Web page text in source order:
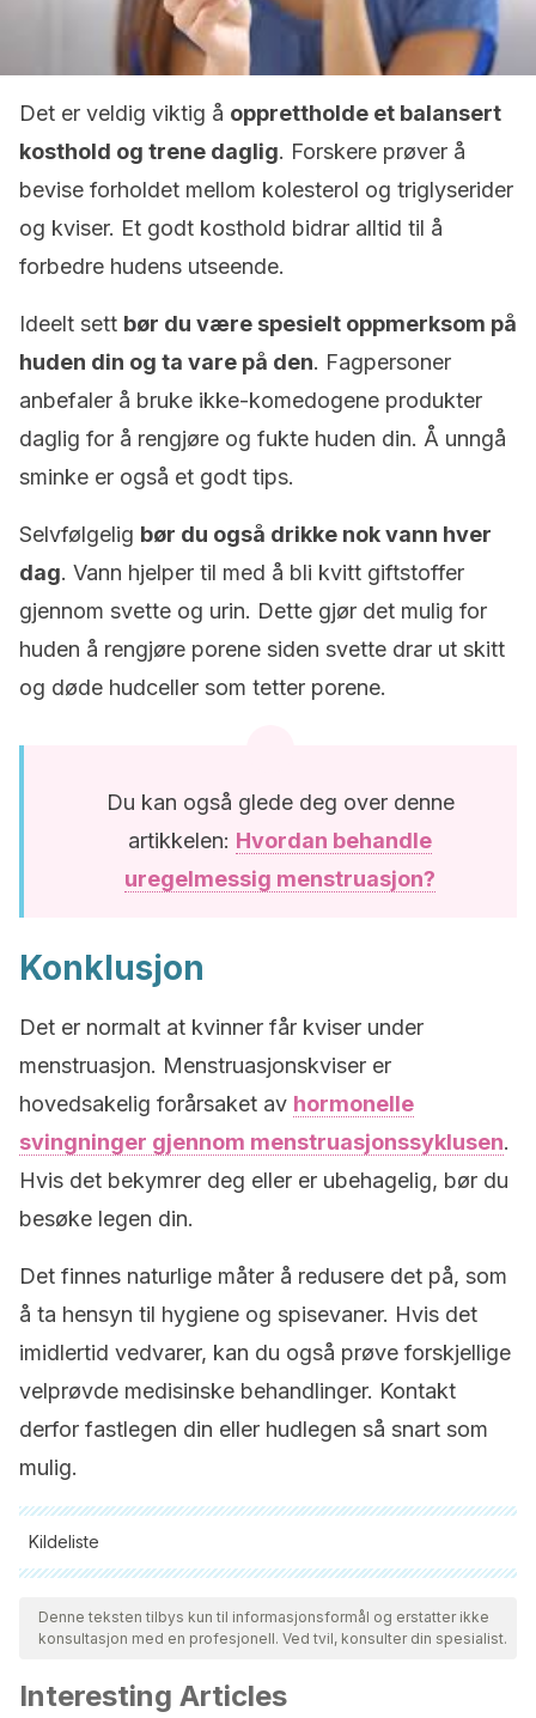
Det er veldig viktig å opprettholde et balansert
kosthold og trene daglig. Forskere prøver å
bevise forholdet mellom kolesterol og triglyserider
og kviser. Et godt kosthold bidrar alltid til å
forbedre hudens utseende.
Ideelt sett bør du være spesielt oppmerksom på
huden din og ta vare på den. Fagpersoner
anbefaler å bruke ikke-komedogene produkter
daglig for å rengjøre og fukte huden din. Å unngå
sminke er også et godt tips.
Selvfølgelig bør du også drikke nok vann hver
dag. Vann hjelper til med å bli kvitt giftstoffer
gjennom svette og urin. Dette gjør det mulig for
huden å rengjøre porene siden svette drar ut skitt
og døde hudceller som tetter porene.
Du kan også glede deg over denne
artikkelen: Hvordan behandle
uregelmessig menstruasjon?
Konklusjon
Det er normalt at kvinner får kviser under
menstruasjon. Menstruasjonskviser er
hovedsakelig forårsaket av hormonelle
svingninger gjennom menstruasjonssyklusen.
Hvis det bekymrer deg eller er ubehagelig, bør du
besøke legen din.
Det finnes naturlige måter å redusere det på, som
å ta hensyn til hygiene og spisevaner. Hvis det
imidlertid vedvarer, kan du også prøve forskjellige
velprøvde medisinske behandlinger. Kontakt
derfor fastlegen din eller hudlegen så snart som
mulig.
Kildeliste
Alle siterte kilder ble grundig gjennomgått av teamet vårt for å
sikre deres kvalitet, pålitelighet, aktualitet og validitet.
Bibliografien i denne artikkelen ble betraktet som pålitelig og
Denne teksten tilbys kun til informasjonsformål og erstatter ikke
konsultasjon med en profesjonell. Ved tvil, konsulter din spesialist.
Interesting Articles